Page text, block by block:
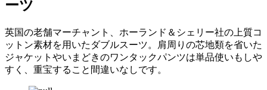
ーツ
英国の老舗マーチャント、ホーランド＆シェリー社の上質コ
ットン素材を用いたダブルスーツ。肩周りの芯地類を省いた
ジャケットやいまどきのワンタックパンツは単品使いもしや
すく、重宝すること間違いなしです。